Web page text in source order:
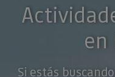
en
Si estás